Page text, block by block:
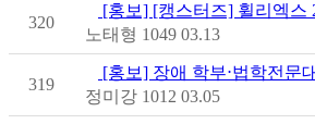
320
[홍보] [캥스터즈] 휠리엑스
노태형 1049 03.13
319
[홍보] 장애 학부⋅법학전문
정미강 1012 03.05